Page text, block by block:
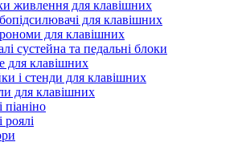
живлення для клавішних
для клавішних
для клавішних
сустейна та педальні блоки
для клавішних
і стенди для клавішних
для клавішних
піаніно
роялі